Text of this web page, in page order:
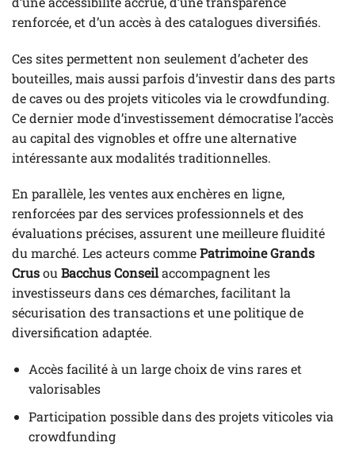
renforcée, et d’un accès à des catalogues diversifiés.
Ces sites permettent non seulement d’acheter des
bouteilles, mais aussi parfois d’investir dans des parts
de caves ou des projets viticoles via le crowdfunding.
Ce dernier mode d’investissement démocratise l’accès
au capital des vignobles et offre une alternative
intéressante aux modalités traditionnelles.
En parallèle, les ventes aux enchères en ligne,
renforcées par des services professionnels et des
évaluations précises, assurent une meilleure fluidité
du marché. Les acteurs commePatrimoine Grands
CrusouBacchus Conseilaccompagnent les
investisseurs dans ces démarches, facilitant la
sécurisation des transactions et une politique de
diversification adaptée.
Accès facilité à un large choix de vins rares et
valorisables
Participation possible dans des projets viticoles via
crowdfunding